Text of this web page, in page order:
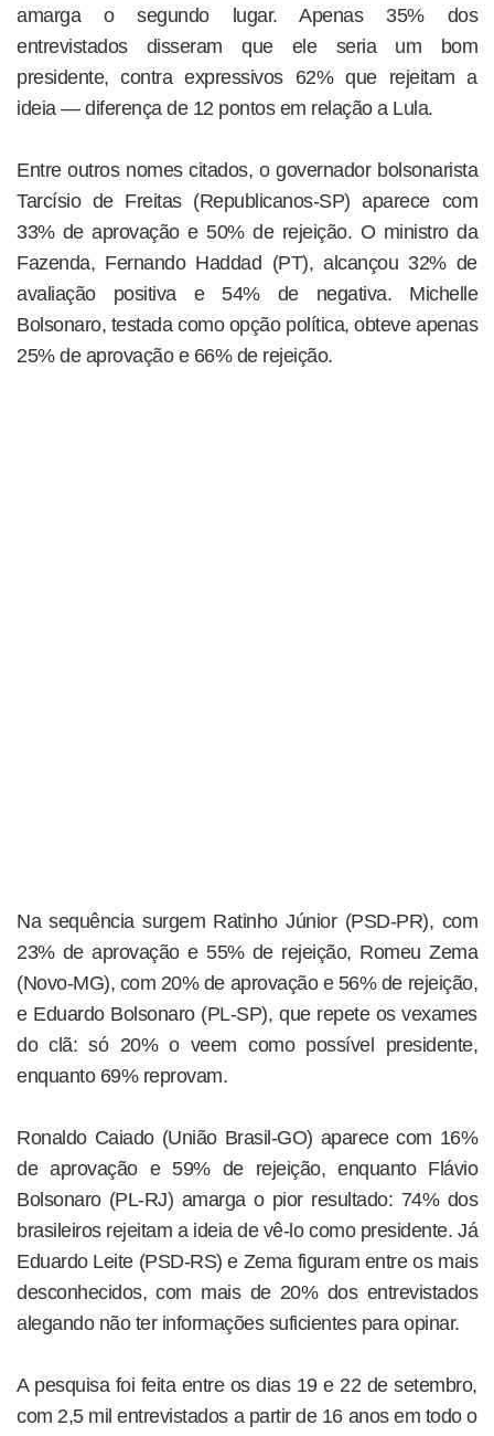
amarga o segundo lugar. Apenas 35% dos
entrevistados disseram que ele seria um bom
presidente, contra expressivos 62% que rejeitam a
ideia — diferença de 12 pontos em relação a Lula.
Entre outros nomes citados, o governador bolsonarista
Tarcísio de Freitas (Republicanos-SP) aparece com
33% de aprovação e 50% de rejeição. O ministro da
Fazenda, Fernando Haddad (PT), alcançou 32% de
avaliação positiva e 54% de negativa. Michelle
Bolsonaro, testada como opção política, obteve apenas
25% de aprovação e 66% de rejeição.
Na sequência surgem Ratinho Júnior (PSD-PR), com
23% de aprovação e 55% de rejeição, Romeu Zema
(Novo-MG), com 20% de aprovação e 56% de rejeição,
e Eduardo Bolsonaro (PL-SP), que repete os vexames
do clã: só 20% o veem como possível presidente,
enquanto 69% reprovam.
Ronaldo Caiado (União Brasil-GO) aparece com 16%
de aprovação e 59% de rejeição, enquanto Flávio
Bolsonaro (PL-RJ) amarga o pior resultado: 74% dos
brasileiros rejeitam a ideia de vê-lo como presidente. Já
Eduardo Leite (PSD-RS) e Zema figuram entre os mais
desconhecidos, com mais de 20% dos entrevistados
alegando não ter informações suficientes para opinar.
A pesquisa foi feita entre os dias 19 e 22 de setembro,
com 2,5 mil entrevistados a partir de 16 anos em todo o